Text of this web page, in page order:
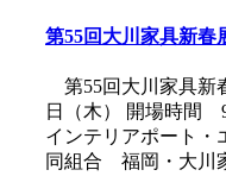
第55回大川家具新春
第55回大川家具新
日（木） 開場時間 9
インテリアポート・
同組合 福岡・大川